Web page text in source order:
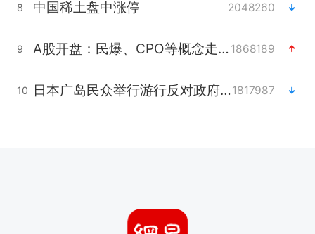
8 中国稀土盘中涨停 2048260
9 A股开盘：民爆、CPO等概念走强 1868189
10 日本广岛民众举行游行反对政府行径1817987